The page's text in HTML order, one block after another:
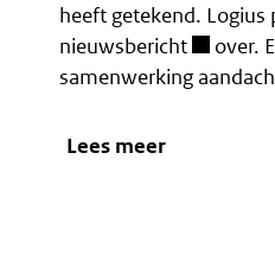
heeft getekend. Logius
nieuwsbericht
over.
samenwerking
Lees meer